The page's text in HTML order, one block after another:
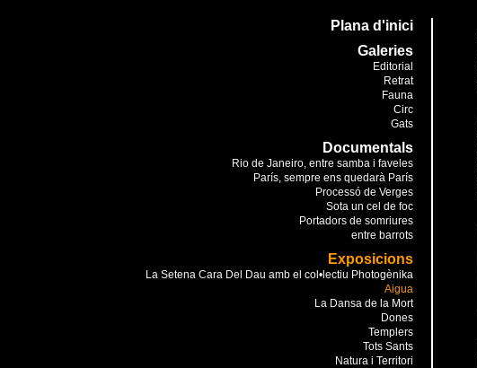
Plana d'inici
Galeries
Editorial
Retrat
Fauna
Circ
Gats
Documentals
Rio de Janeiro, entre samba i faveles
París, sempre ens quedarà París
Processó de Verges
Sota un cel de foc
Portadors de somriures
entre barrots
Exposicions
La Setena Cara Del Dau amb el col•lectiu Photogènika
Aigua
La Dansa de la Mort
Dones
Templers
Tots Sants
Natura i Territori